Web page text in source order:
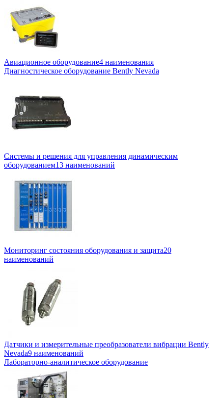
Авиационное оборудование4 наименования
Диагностическое оборудование Bently Nevada
Системы и решения для управления динамическим
оборудованием13 наименований
Мониторинг состояния оборудования и защита20
наименований
Датчики и измерительные преобразователи вибрации Bently
Nevada9 наименований
Лабораторно-аналитическое оборудование